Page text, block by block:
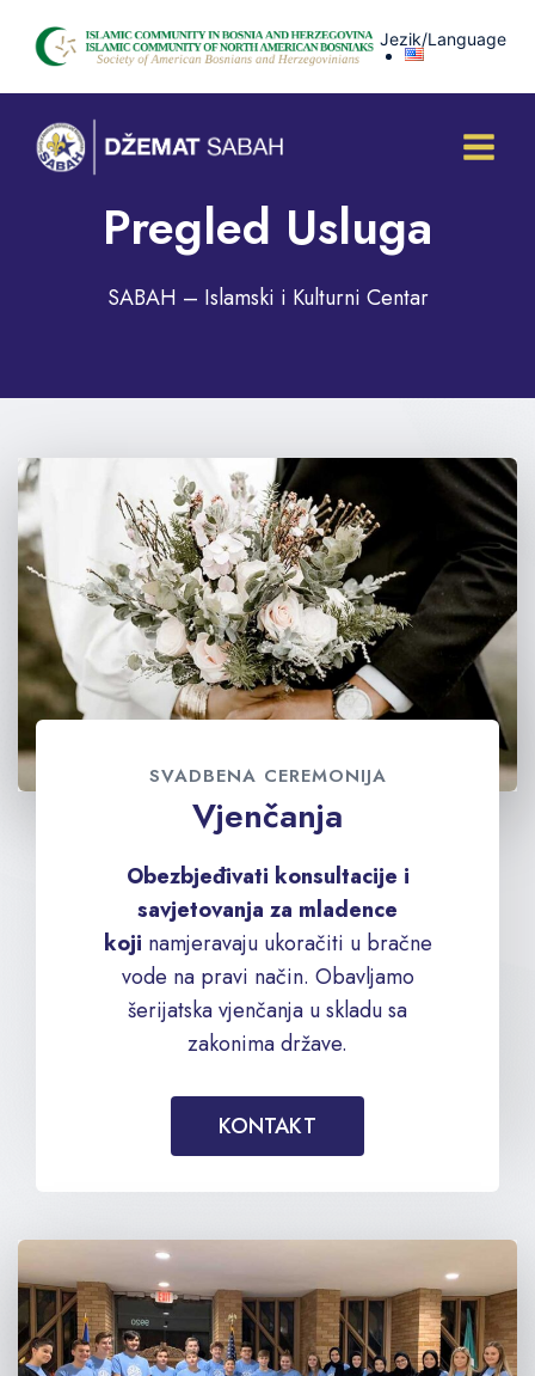
Jezik/Language
Pregled Usluga
SABAH – Islamski i Kulturni Centar
SVADBENA CEREMONIJA
Vjenčanja
Obezbjeđivati konsultacije i
savjetovanja za mladence
koji namjeravaju ukoračiti u bračne
vode na pravi način. Obavljamo
šerijatska vjenčanja u skladu sa
zakonima države.
KONTAKT